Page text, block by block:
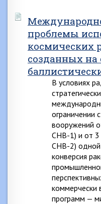
проблемы
космических
созданных на
В условиях
ограничении
вооружений
СНВ-1) и от 3
СНВ-2) одной
конверсия
коммерчески
программ —